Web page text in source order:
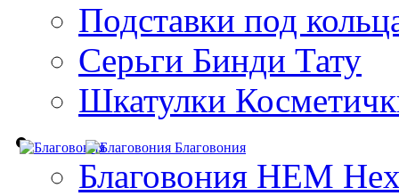
Подставки под
Серьги Бинди Тату
Шкатулки
Благовония
Благовония HEM